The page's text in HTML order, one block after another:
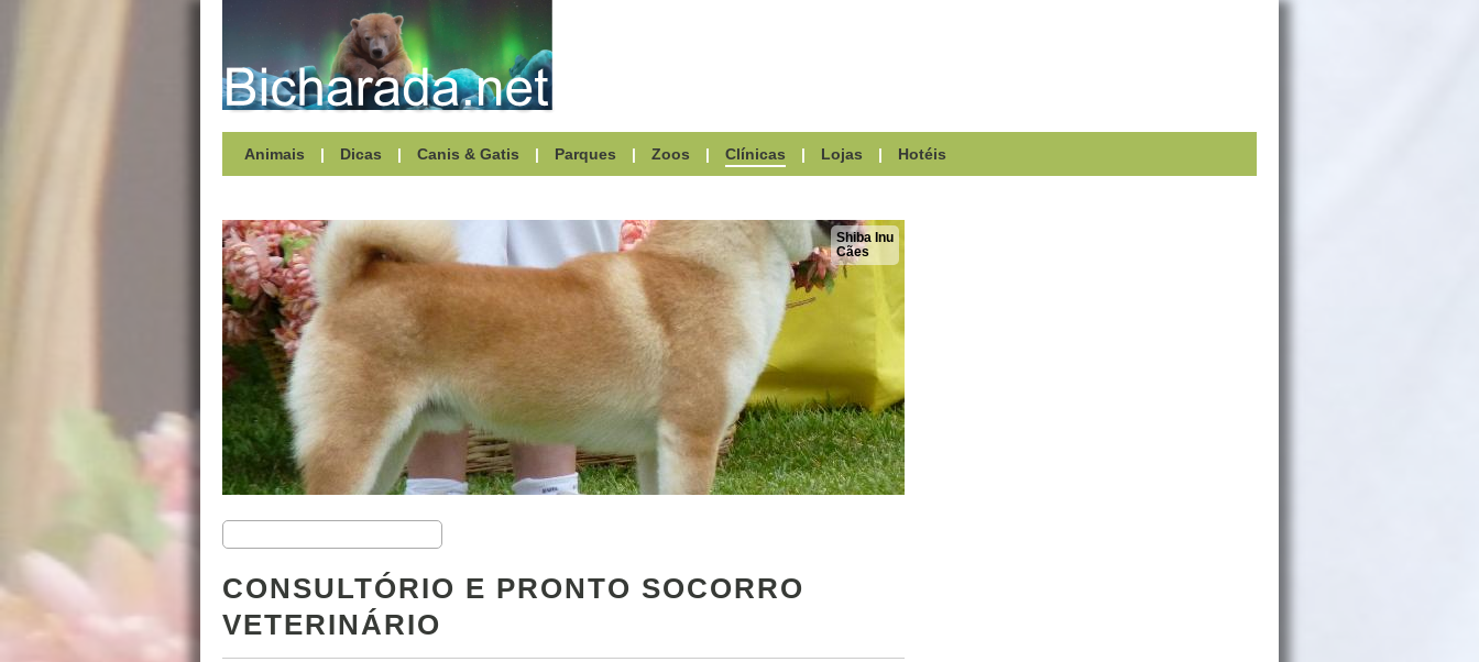
Animais | Dicas | Canis & Gatis | Parques | Zoos | Clínicas | Lojas | Hotéis
Shiba Inu
Cães
CONSULTÓRIO E PRONTO SOCORRO
VETERINÁRIO